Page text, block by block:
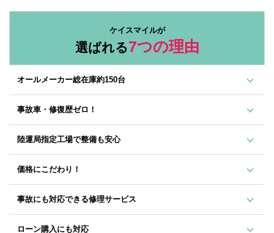
ケイスマイルが
選ばれる7つの理由
オールメーカー総在庫約150台
事故車・修復歴ゼロ！
陸運局指定工場で整備も安心
価格にこだわり！
事故にも対応できる修理サービス
ローン購入にも対応